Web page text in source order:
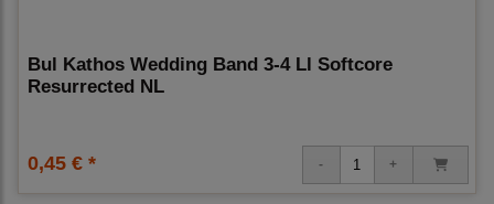
Bul Kathos Wedding Band 3-4 Ll Softcore
Resurrected NL
0,45 € *